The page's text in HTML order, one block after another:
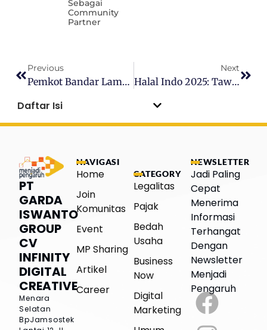
Sebagai
Community
Partner
Previous
Pemkot Bandar Lampung Bagikan 100 Gerobak Motor Listrik Untuk UMKM
Next
Halal Indo 2025: Tawarkan Ilmu, Experience, Dan Kesempatan Baru Pengusaha
Daftar Isi
PT
GARDA
ISWANTO
GROUP
CV
INFINITY
DIGITAL
CREATIVE
Menara
Selatan
BpJamsostek
NAVIGASI
Home
Join
Komunitas
Event
MP Sharing
Artikel
Career
CATEGORY
Legalitas
Pajak
Bedah
Usaha
Business
Now
Digital
Marketing
NEWSLETTER
Jadi Paling
Cepat
Menerima
Informasi
Terhangat
Dengan
Newsletter
Menjadi
Pengaruh